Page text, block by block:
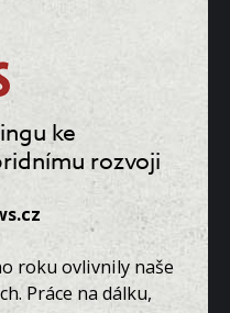
ke
rozvoji
roku ovlivnily naše
Práce na dálku,